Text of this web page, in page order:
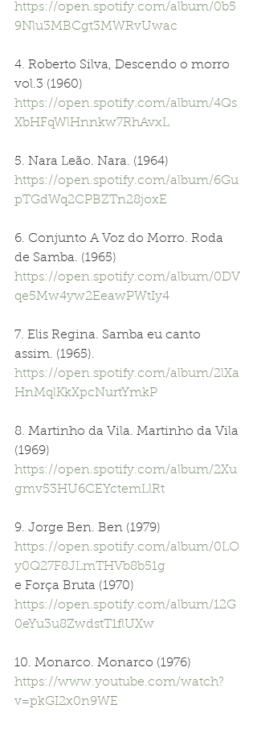
https://open.spotify.com/album/0b5
9Nlu3MBCgt3MWRvUwac
4. Roberto Silva, Descendo o morro
vol.3 (1960)
https://open.spotify.com/album/4Qs
XbHFqWlHnnkw7RhAvxL
5. Nara Leão. Nara. (1964)
https://open.spotify.com/album/6Gu
pTGdWq2CPBZTn28joxE
6. Conjunto A Voz do Morro. Roda
de Samba. (1965)
https://open.spotify.com/album/0DV
qe5Mw4yw2EeawPWtIy4
7. Elis Regina. Samba eu canto
assim. (1965).
https://open.spotify.com/album/2lXa
HnMqlKkXpcNurtYmkP
8. Martinho da Vila. Martinho da Vila
(1969)
https://open.spotify.com/album/2Xu
gmv53HU6CEYctemLlRt
9. Jorge Ben. Ben (1979)
https://open.spotify.com/album/0LO
y0Q27F8JLmTHVb8b51g
e Força Bruta (1970)
https://open.spotify.com/album/12G
0eYu3u8ZwdstT1flUXw
10. Monarco. Monarco (1976)
https://www.youtube.com/watch?
v=pkGI2x0n9WE